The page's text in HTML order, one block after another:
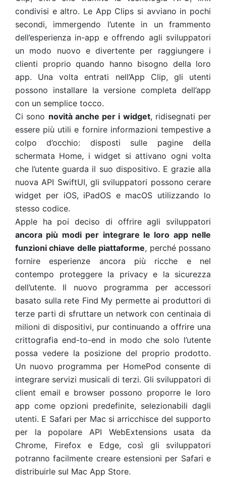
condivisi e altro. Le App Clips si avviano in pochi
secondi, immergendo l’utente in un frammento
dell’esperienza in-app e offrendo agli sviluppatori
un modo nuovo e divertente per raggiungere i
clienti proprio quando hanno bisogno della loro
app. Una volta entrati nell’App Clip, gli utenti
possono installare la versione completa dell’app
con un semplice tocco.
Ci sono novità anche per i widget, ridisegnati per
essere più utili e fornire informazioni tempestive a
colpo d’occhio: disposti sulle pagine della
schermata Home, i widget si attivano ogni volta
che l’utente guarda il suo dispositivo. E grazie alla
nuova API SwiftUI, gli sviluppatori possono cerare
widget per iOS, iPadOS e macOS utilizzando lo
stesso codice.
Apple ha poi deciso di offrire agli sviluppatori
ancora più modi per integrare le loro app nelle
funzioni chiave delle piattaforme, perché possano
fornire esperienze ancora più ricche e nel
contempo proteggere la privacy e la sicurezza
dell’utente. Il nuovo programma per accessori
basato sulla rete Find My permette ai produttori di
terze parti di sfruttare un network con centinaia di
milioni di dispositivi, pur continuando a offrire una
crittografia end-to-end in modo che solo l’utente
possa vedere la posizione del proprio prodotto.
Un nuovo programma per HomePod consente di
integrare servizi musicali di terzi. Gli sviluppatori di
client email e browser possono proporre le loro
app come opzioni predefinite, selezionabili dagli
utenti. E Safari per Mac si arricchisce del supporto
per la popolare API WebExtensions usata da
Chrome, Firefox e Edge, così gli sviluppatori
potranno facilmente creare estensioni per Safari e
distribuirle sul Mac App Store.